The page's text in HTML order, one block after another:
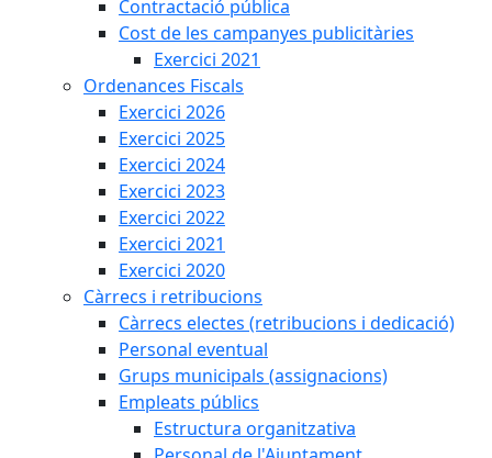
Contractació pública
Cost de les campanyes publicitàries
Exercici 2021
Ordenances Fiscals
Exercici 2026
Exercici 2025
Exercici 2024
Exercici 2023
Exercici 2022
Exercici 2021
Exercici 2020
Càrrecs i retribucions
Càrrecs electes (retribucions i dedicació)
Personal eventual
Grups municipals (assignacions)
Empleats públics
Estructura organitzativa